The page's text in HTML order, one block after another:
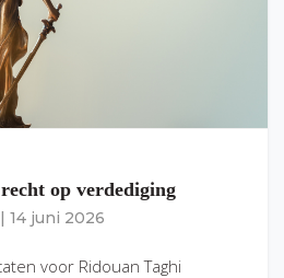
op verdediging
14 juni 2026
voor Ridouan Taghi